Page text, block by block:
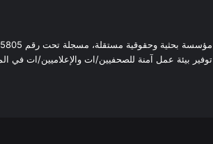
توفير بيئة عمل آمنة للصحفيين/ات والإعلاميين/ات في